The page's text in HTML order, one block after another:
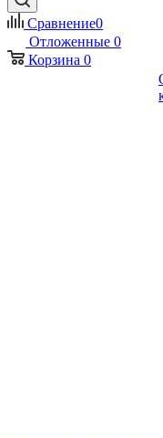
Сравнение0
Отложенные 0
Корзина 0